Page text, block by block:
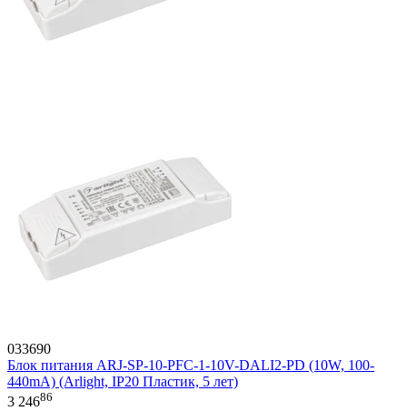
033690
Блок питания ARJ-SP-10-PFC-1-10V-DALI2-PD (10W, 100-
440mA) (Arlight, IP20 Пластик, 5 лет)
3 24686